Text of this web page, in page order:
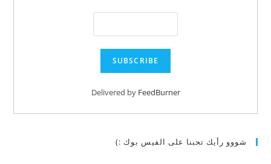
Delivered by FeedBurner
شووو رأيك تحبنا على الفيس بوك :)